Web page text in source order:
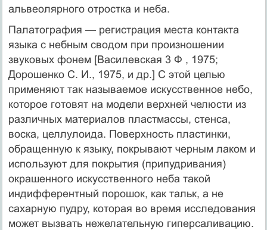
альвеолярного отростка и неба.
Палатография — регистрация места контакта
языка с небным сводом при произношении
звуковых фонем [Васи­левская 3 Ф , 1975;
Дорошенко С. И., 1975, и др.] С этой целью
применяют так называемое искусственное небо,
которое гото­вят на модели верхней челюсти из
различных материалов пластмассы, стенса,
воска, целлулоида. Поверхность пластин­ки,
обращенную к языку, покрывают черным лаком и
используют для покрытия (припудривания)
окрашенного искусствен­ного неба такой
индифферентный порошок, как тальк, а не
сахарную пудру, которая во время исследования
может вызвать нежелательную гиперсаливацию.